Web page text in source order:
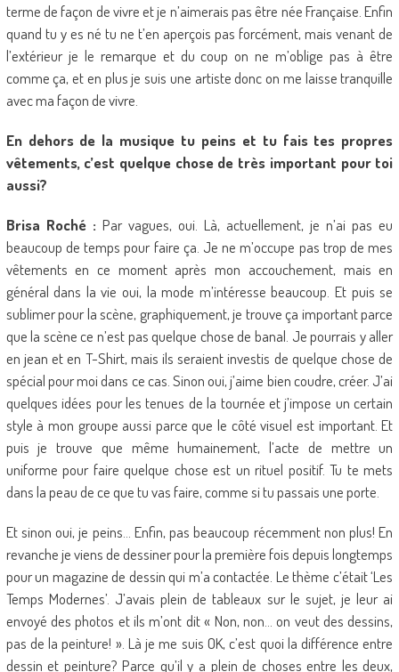
terme de façon de vivre et je n’aimerais pas être née Française. Enfin
quand tu y es né tu ne t’en aperçois pas forcément, mais venant de
l’extérieur je le remarque et du coup on ne m’oblige pas à être
comme ça, et en plus je suis une artiste donc on me laisse tranquille
avec ma façon de vivre.
En dehors de la musique tu peins et tu fais tes propres
vêtements, c’est quelque chose de très important pour toi
aussi?
Brisa Roché : Par vagues, oui. Là, actuellement, je n’ai pas eu
beaucoup de temps pour faire ça. Je ne m’occupe pas trop de mes
vêtements en ce moment après mon accouchement, mais en
général dans la vie oui, la mode m’intéresse beaucoup. Et puis se
sublimer pour la scène, graphiquement, je trouve ça important parce
que la scène ce n’est pas quelque chose de banal. Je pourrais y aller
en jean et en T-Shirt, mais ils seraient investis de quelque chose de
spécial pour moi dans ce cas. Sinon oui, j’aime bien coudre, créer. J’ai
quelques idées pour les tenues de la tournée et j’impose un certain
style à mon groupe aussi parce que le côté visuel est important. Et
puis je trouve que même humainement, l’acte de mettre un
uniforme pour faire quelque chose est un rituel positif. Tu te mets
dans la peau de ce que tu vas faire, comme si tu passais une porte.
Et sinon oui, je peins… Enfin, pas beaucoup récemment non plus! En
revanche je viens de dessiner pour la première fois depuis longtemps
pour un magazine de dessin qui m’a contactée. Le thème c’était ‘Les
Temps Modernes’. J’avais plein de tableaux sur le sujet, je leur ai
envoyé des photos et ils m’ont dit « Non, non… on veut des dessins,
pas de la peinture! ». Là je me suis OK, c’est quoi la différence entre
dessin et peinture? Parce qu’il y a plein de choses entre les deux,